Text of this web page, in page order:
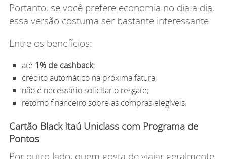
Portanto, se você prefere economia no dia a dia,
essa versão costuma ser bastante interessante.
Entre os benefícios:
até 1% de cashback;
crédito automático na próxima fatura;
não é necessário solicitar o resgate;
retorno financeiro sobre as compras elegíveis.
Cartão Black Itaú Uniclass com Programa de
Pontos